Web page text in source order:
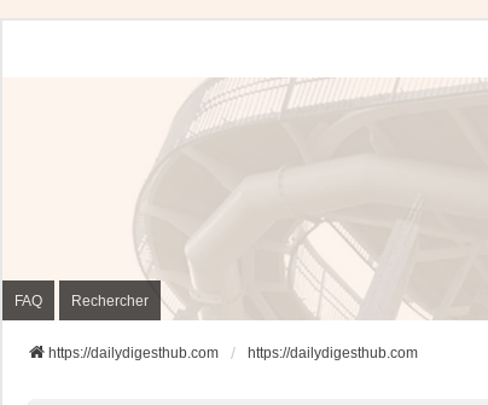
FAQ Rechercher
https://dailydigesthub.com https://dailydigesthub.com